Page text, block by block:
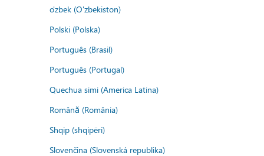
o'zbek (O'zbekiston)
Polski (Polska)
Português (Brasil)
Português (Portugal)
Quechua simi (America Latina)
Română (România)
Shqip (shqipëri)
Slovenčina (Slovenská republika)